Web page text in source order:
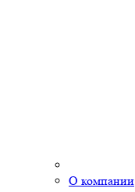
О компании